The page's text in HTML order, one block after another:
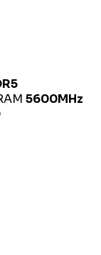
5600MHz